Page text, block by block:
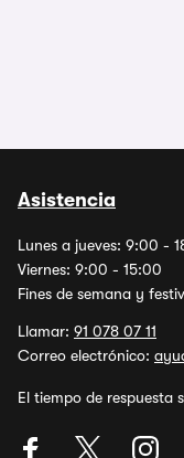
Asistencia
Lunes a jueves: 9:00 -
Viernes: 9:00 - 15:00
Fines de semana y
Llamar: 91 078 07 11
Correo electrónico:
El tiempo de respuesta